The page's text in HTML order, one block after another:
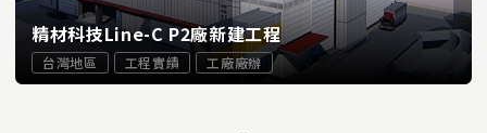
精材科技Line-C P2廠新建工程
台灣地區 工程實績 工廠廠辦